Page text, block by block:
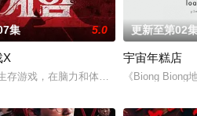
的尽头，抵达了戈尔德兰。她怀抱着过
辑《男人的独居时代》改名进行播出的
集 5.0
X
存游戏，在脑力和体力最强的玩家之间回
更新至第02
宇宙年糕店
《Biong Biong